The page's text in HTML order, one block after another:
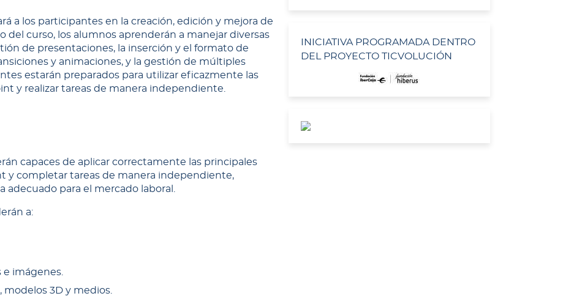
a los participantes en la creación, edición y mejora de
del curso, los alumnos aprenderán a manejar diversas
de presentaciones, la inserción y el formato de
y animaciones, y la gestión de múltiples
estarán preparados para utilizar eficazmente las
y realizar tareas de manera independiente.
capaces de aplicar correctamente las principales
y completar tareas de manera independiente,
para el mercado laboral.
a:
e imágenes.
modelos 3D y medios.
INICIATIVA PROGRAMADA DENTRO
DEL PROYECTO TICVOLUCIÓN